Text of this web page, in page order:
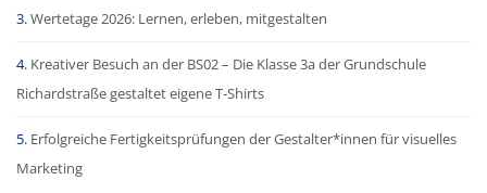
Wertetage 2026: Lernen, erleben, mitgestalten
Kreativer Besuch an der BS02 – Die Klasse 3a der Grundschule
Richardstraße gestaltet eigene T-Shirts
Erfolgreiche Fertigkeitsprüfungen der Gestalter*innen für visuelles
Marketing